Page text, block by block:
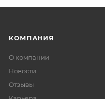
КОМПАНИЯ
О компании
Новости
Отзывы